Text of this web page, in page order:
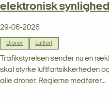
elektronisk
29-06-2026
Droner Luftfart
Trafikstyrelsen sender nu en
skal styrke luftfartsikkerheden
alle droner. Reglerne medfører...